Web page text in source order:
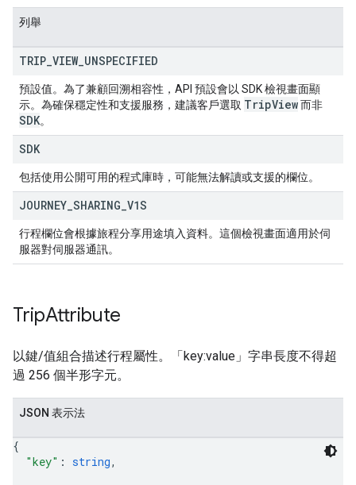
列舉
TRIP VIEW_ UNSPECIFIED
預設值。為了兼顧回溯相容性，API 預設會以 SDK 檢視畫面顯
示。為確保穩定性和支援服務，建議客戶選取 TripView而非
SDK。
SDK
包括使用公開可用的程式庫時，可能無法解讀或支援的欄位。
JOURNEY SHARING V1S
行程欄位會根據旅程分享用途填入資料。這個檢視畫面適用於伺
服器對伺服器通訊。
TripAttribute
以鍵/值組合描述行程屬性。「key:value」字串長度不得超
過 256 個半形字元。
JSON 表示法
{
"key" : string,